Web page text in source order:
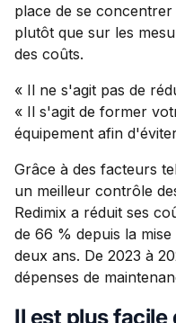
place de se
plutôt que sur les
des coûts.
« Il ne s'agit pas de
« Il s'agit de former
équipement afin
Grâce à des facteurs
un meilleur contrôle
Redimix a réduit ses
de 66 % depuis la
deux ans. De 2023 à
dépenses de
Il est plus